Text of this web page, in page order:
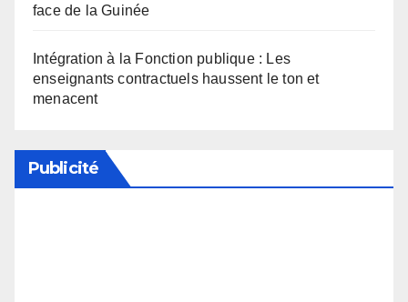
face de la Guinée
Intégration à la Fonction publique : Les
enseignants contractuels haussent le ton et
menacent
Publicité